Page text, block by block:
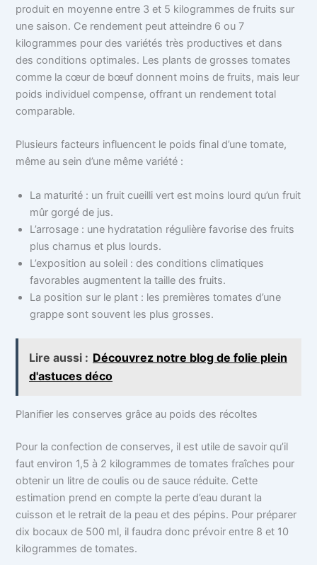
produit en moyenne entre 3 et 5 kilogrammes de fruits sur
une saison. Ce rendement peut atteindre 6 ou 7
kilogrammes pour des variétés très productives et dans
des conditions optimales. Les plants de grosses tomates
comme la cœur de bœuf donnent moins de fruits, mais leur
poids individuel compense, offrant un rendement total
comparable.
Plusieurs facteurs influencent le poids final d’une tomate,
même au sein d’une même variété :
La maturité : un fruit cueilli vert est moins lourd qu’un fruit
mûr gorgé de jus.
L’arrosage : une hydratation régulière favorise des fruits
plus charnus et plus lourds.
L’exposition au soleil : des conditions climatiques
favorables augmentent la taille des fruits.
La position sur le plant : les premières tomates d’une
grappe sont souvent les plus grosses.
Lire aussi : Découvrez notre blog de folie plein
d'astuces déco
Planifier les conserves grâce au poids des récoltes
Pour la confection de conserves, il est utile de savoir qu’il
faut environ 1,5 à 2 kilogrammes de tomates fraîches pour
obtenir un litre de coulis ou de sauce réduite. Cette
estimation prend en compte la perte d’eau durant la
cuisson et le retrait de la peau et des pépins. Pour préparer
dix bocaux de 500 ml, il faudra donc prévoir entre 8 et 10
kilogrammes de tomates.